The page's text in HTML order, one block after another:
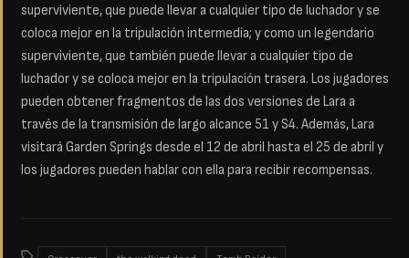
superviviente, que puede llevar a cualquier tipo de luchador y se
coloca mejor en la tripulación intermedia; y como un legendario
superviviente, que también puede llevar a cualquier tipo de
luchador y se coloca mejor en la tripulación trasera. Los jugadores
pueden obtener fragmentos de las dos versiones de Lara a
través de la transmisión de largo alcance 51 y S4. Además, Lara
visitará Garden Springs desde el 12 de abril hasta el 25 de abril y
los jugadores pueden hablar con ella para recibir recompensas.